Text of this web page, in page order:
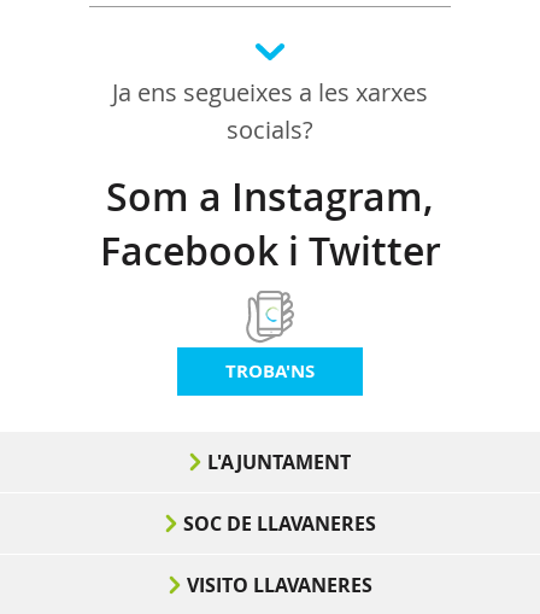
Ja ens segueixes a les xarxes
socials?
Som a Instagram,
Facebook i Twitter
TROBA'NS
L'AJUNTAMENT
SOC DE LLAVANERES
VISITO LLAVANERES